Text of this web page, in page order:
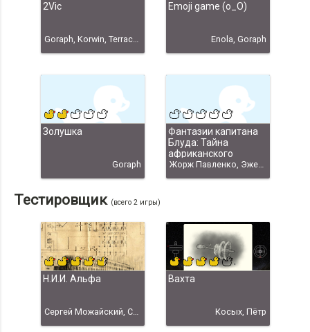
2Vic
Goraph, Korwin, Terracon, Евг
Emoji game (o_O)
Enola, Goraph
Золушка
Goraph
Фантазии капитана
Блуда: Тайна
африканского
бумеранга
Жорж Павленко, Эжен Бычков, Даниэль Мазаев, Тайна африканского бумеранга" Zer, Даниил Мазаев скачать
Тестировщик (всего 2 игры)
Н.И.И. Альфа
Сергей Можайский, Сергей “techniX” Можайский
Вахта
Косых, Пётр